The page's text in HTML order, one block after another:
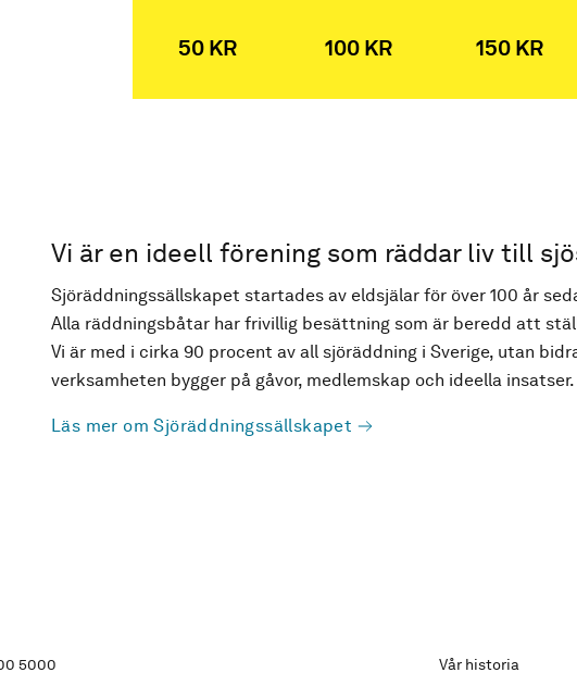
50 KR 100 KR 150 KR
Vi är en ideell förening som räddar liv till
Sjöräddningssällskapet startades av eldsjälar för över 100 år
Alla räddningsbåtar har frivillig besättning som är beredd att
Vi är med i cirka 90 procent av all sjöräddning i Sverige, utan
verksamheten bygger på gåvor, medlemskap och ideella insatser.
Läs mer om Sjöräddningssällskapet
5000 Vår historia